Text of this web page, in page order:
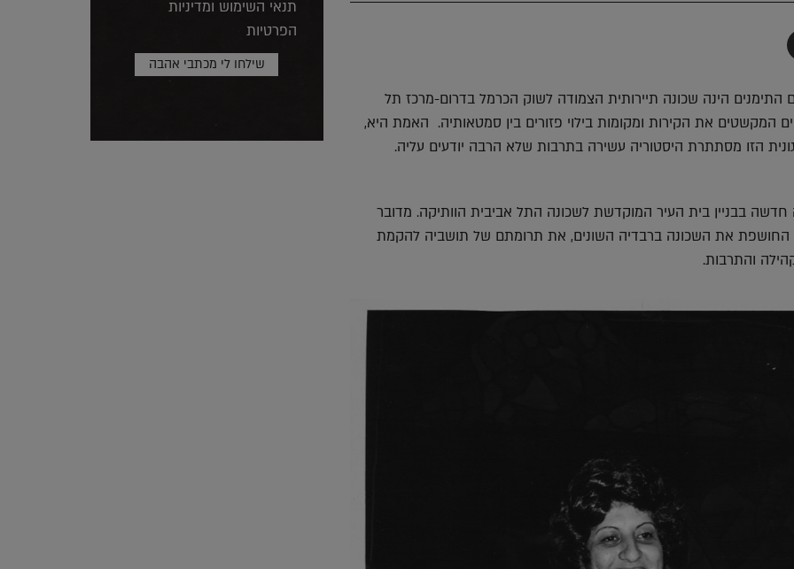
התימנים הינה שכונה תיירותית הצמודה לשוק הכרמל בדרום-מרכז תל
המקשטים את הקירות ומקומות בילוי פזורים בין סמטאותיה. האמת היא,
הזו מסתתרת היסטוריה עשירה בתרבות שלא הרבה יודעים עליה.
בבניין בית העיר המוקדשת לשכונה התל אביבית הוותיקה. מדובר
את השכונה ברבדיה השונים, את תרומתם של תושביה להקמת
והתרבות.
תנאי השימוש ומדיניות
הפרטיות